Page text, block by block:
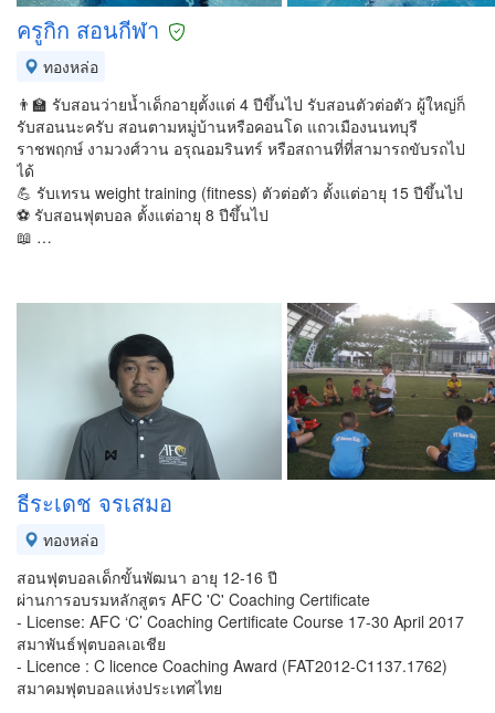
ครูกิก สอนกีฬา
ทองหล่อ
👨‍🏫 รับสอนว่ายน้ำเด็กอายุตั้งแต่ 4 ปีขึ้นไป รับสอนตัวต่อตัว ผู้ใหญ่ก็
รับสอนนะครับ สอนตามหมู่บ้านหรือคอนโด แถวเมืองนนทบุรี
ราชพฤกษ์ งามวงศ์วาน อรุณอมรินทร์ หรือสถานที่ที่สามารถขับรถไป
ได้
💪 รับเทรน weight training (fitness) ตัวต่อตัว ตั้งแต่อายุ 15 ปีขึ้นไป
⚽ รับสอนฟุตบอล ตั้งแต่อายุ 8 ปีขึ้นไป
📖 …
ธีระเดช จรเสมอ
ทองหล่อ
สอนฟุตบอลเด็กขั้นพัฒนา อายุ 12-16 ปี
ผ่านการอบรมหลักสูตร AFC 'C' Coaching Certificate
- License: AFC ‘C’ Coaching Certificate Course 17-30 April 2017
สมาพันธ์ฟุตบอลเอเชีย
- Licence : C licence Coaching Award (FAT2012-C1137.1762)
สมาคมฟุตบอลแห่งประเทศไทย